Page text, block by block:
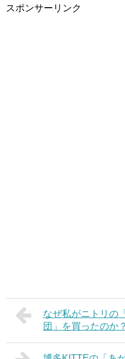
スポンサーリンク
なぜ私がニトリの
団」を買ったのか？